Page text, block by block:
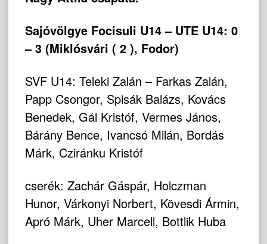
Sajóvölgye Focisuli U14 – UTE U14: 0
– 3 (Miklósvári ( 2 ), Fodor)
SVF U14: Teleki Zalán – Farkas Zalán,
Papp Csongor, Spisák Balázs, Kovács
Benedek, Gál Kristóf, Vermes János,
Bárány Bence, Ivancsó Milán, Bordás
Márk, Cziránku Kristóf
cserék: Zachár Gáspár, Holczman
Hunor, Várkonyi Norbert, Kövesdi Ármin,
Apró Márk, Uher Marcell, Bottlik Huba